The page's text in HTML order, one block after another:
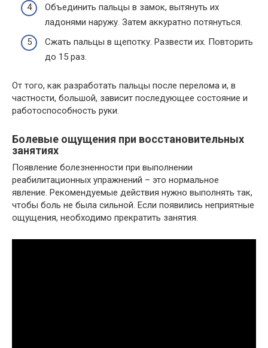
Объединить пальцы в замок, вытянуть их
ладонями наружу. Затем аккуратно потянуться.
Сжать пальцы в щепотку. Развести их. Повторить
до 15 раз.
От того, как разработать пальцы после перелома и, в
частности, большой, зависит последующее состояние и
работоспособность руки.
Болевые ощущения при восстановительных
занятиях
Появление болезненности при выполнении
реабилитационных упражнений – это нормальное
явление. Рекомендуемые действия нужно выполнять так,
чтобы боль не была сильной. Если появились неприятные
ощущения, необходимо прекратить занятия.